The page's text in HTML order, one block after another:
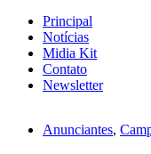
Principal
Notícias
Midia Kit
Contato
Newsletter
Anunciantes,